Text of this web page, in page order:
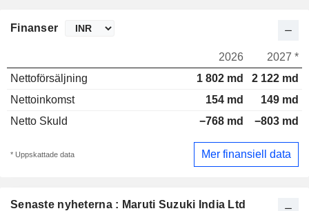
Senaste nyheterna : Maruti Suzuki India Ltd
Finanser
2026
2027 *
Nettoförsäljning
1 802 md
2 122 md
Nettoinkomst
154 md
149 md
Netto Skuld
−768 md −803 md
* Uppskattade data Mer finansiell data